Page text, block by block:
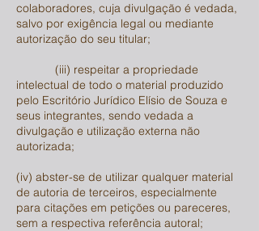
colaboradores, cuja divulgação é vedada,
salvo por exigência legal ou mediante
autorização do seu titular;
(iii) respeitar a propriedade
intelectual de todo o material produzido
pelo Escritório Jurídico Elísio de Souza e
seus integrantes, sendo vedada a
divulgação e utilização externa não
autorizada;
(iv) abster-se de utilizar qualquer material
de autoria de terceiros, especialmente
para citações em petições ou pareceres,
sem a respectiva referência autoral;